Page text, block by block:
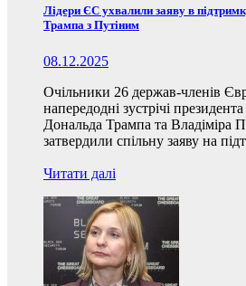
Лідери ЄС ухвалили заяву в
Трампа з Путіним
08.12.2025
Очільники 26 держав-членів
напередодні зустрічі
Дональда Трампа та Владіміра
затвердили спільну заяву на
Читати далі